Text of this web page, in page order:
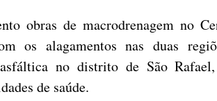
obras de macrodrenagem no
os alagamentos nas duas
asfáltica no distrito de São
de saúde.